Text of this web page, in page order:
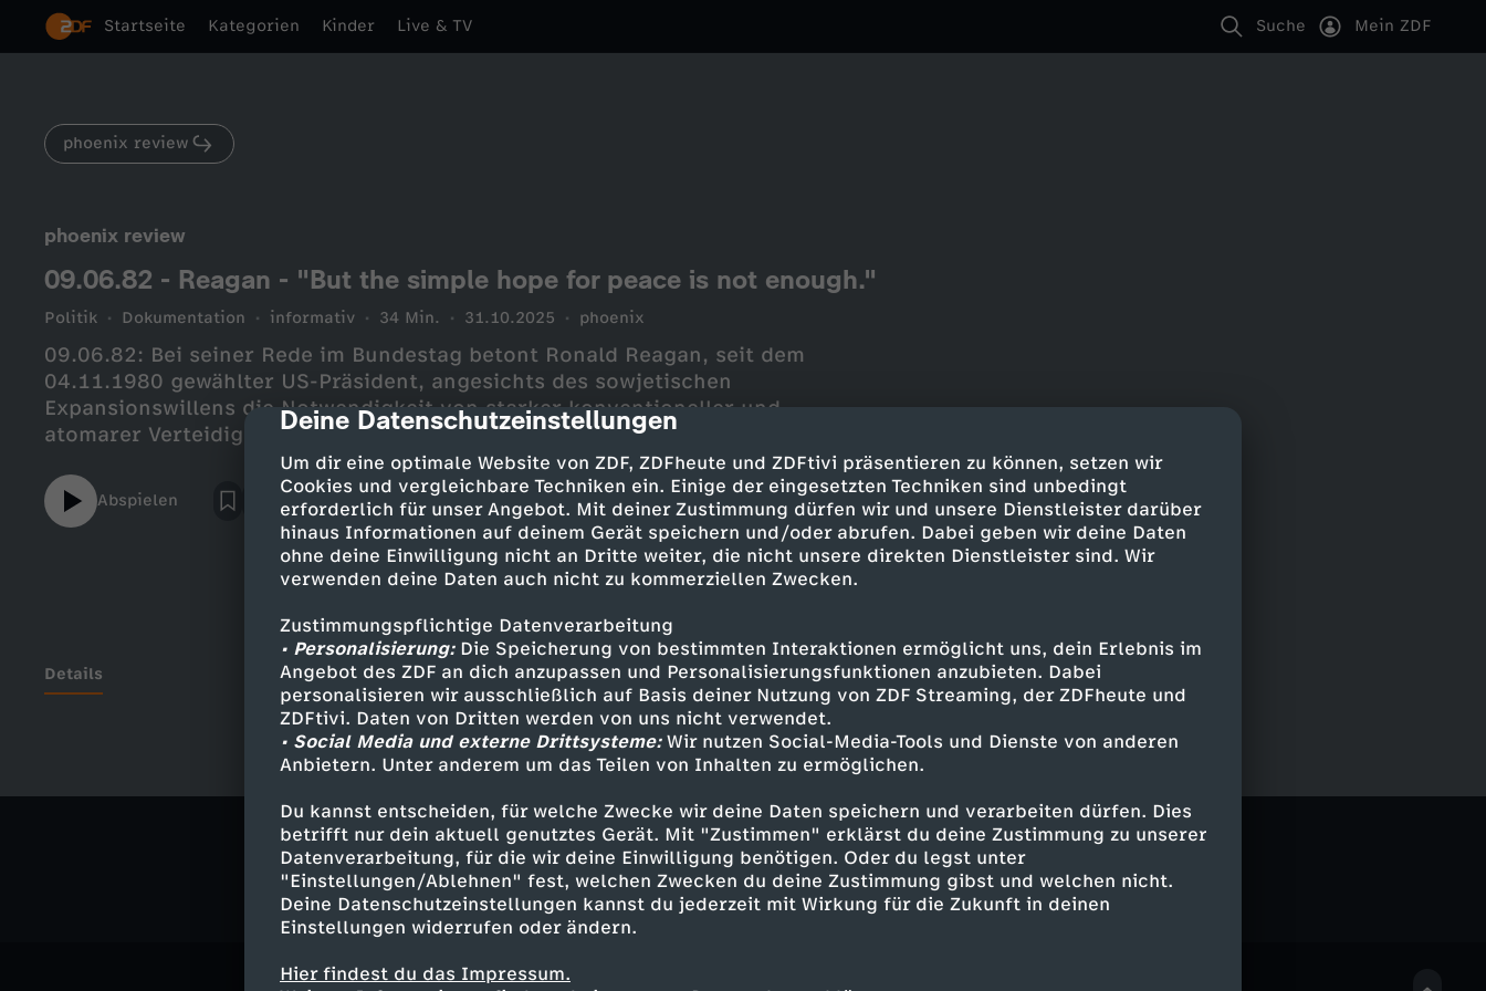
cmp-dialog-description
Deine Datenschutzeinstellungen
Um dir eine optimale Website von ZDF, ZDFheute und ZDFtivi präsentieren zu können, setzen wir
Cookies und vergleichbare Techniken ein. Einige der eingesetzten Techniken sind unbedingt
erforderlich für unser Angebot. Mit deiner Zustimmung dürfen wir und unsere Dienstleister darüber
hinaus Informationen auf deinem Gerät speichern und/oder abrufen. Dabei geben wir deine Daten
ohne deine Einwilligung nicht an Dritte weiter, die nicht unsere direkten Dienstleister sind. Wir
verwenden deine Daten auch nicht zu kommerziellen Zwecken.
Zustimmungspflichtige Datenverarbeitung
• Personalisierung:Die Speicherung von bestimmten Interaktionen ermöglicht uns, dein Erlebnis im
Angebot des ZDF an dich anzupassen und Personalisierungsfunktionen anzubieten. Dabei
personalisieren wir ausschließlich auf Basis deiner Nutzung von ZDF Streaming, der ZDFheute und
ZDFtivi. Daten von Dritten werden von uns nicht verwendet.
• Social Media und externe Drittsysteme:Wir nutzen Social-Media-Tools und Dienste von anderen
Anbietern. Unter anderem um das Teilen von Inhalten zu ermöglichen.
Du kannst entscheiden, für welche Zwecke wir deine Daten speichern und verarbeiten dürfen. Dies
betrifft nur dein aktuell genutztes Gerät. Mit "Zustimmen" erklärst du deine Zustimmung zu unserer
Datenverarbeitung, für die wir deine Einwilligung benötigen. Oder du legst unter
"Einstellungen/Ablehnen" fest, welchen Zwecken du deine Zustimmung gibst und welchen nicht.
Deine Datenschutzeinstellungen kannst du jederzeit mit Wirkung für die Zukunft in deinen
Einstellungen widerrufen oder ändern.
Hier findest du das Impressum.
Startseite Kategorien Kinder Live & TV Suche Mein ZDF
phoenix review
phoenix review
09.06.82 - Reagan - "But the simple hope for peace is not enough."
Politik Dokumentation informativ 34 Min. 31.10.2025 phoenix
09.06.82: Bei seiner Rede im Bundestag betont Ronald Reagan, seit dem
04.11.1980 gewählter US-Präsident, angesichts des sowjetischen
Expansionswillens die Notwendigkeit von starker konventioneller und
atomarer Verteidigung der NATO.
Abspielen
Details
Ähnliche Inhalte entdecken
Politik Dokumentation informativ phoenix review